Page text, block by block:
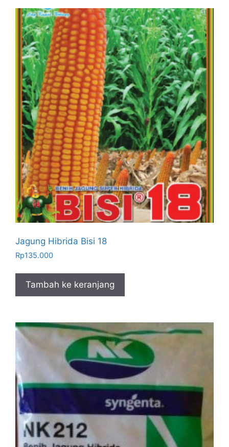
Jagung Hibrida Bisi 18
Rp135.000
Tambah ke keranjang